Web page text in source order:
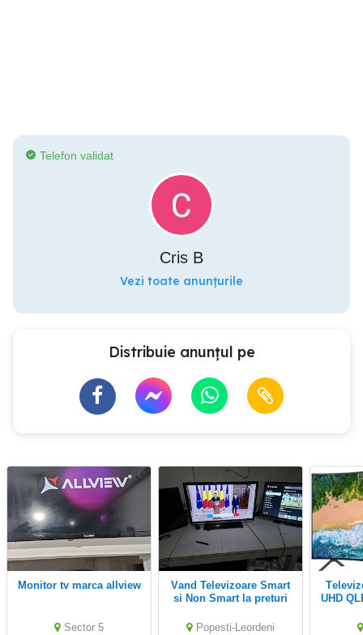
Telefon validat
Cris B
Vezi toate anunțurile
Distribuie anunțul pe
Monitor tv marca allview
Sector 5
Vand Televizoare Smart
si Non Smart la preturi
Popesti-Leordeni
Televizor Samsung 4K
UHD